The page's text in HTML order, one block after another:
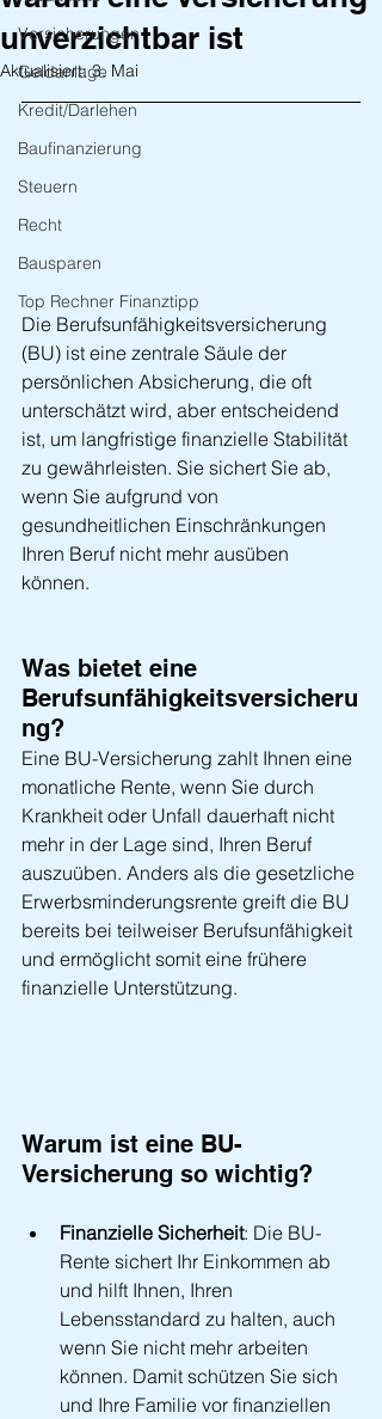
Versicherungen
Geldanlage
Kredit/Darlehen
Baufinanzierung
Steuern
Recht
Bausparen
Top Rechner Finanztipp
unverzichtbar ist
Aktualisiert:3. Mai
Die Berufsunfähigkeitsversicherung
(BU) ist eine zentrale Säule der
persönlichen Absicherung, die oft
unterschätzt wird, aber entscheidend
ist, um langfristige finanzielle Stabilität
zu gewährleisten. Sie sichert Sie ab,
wenn Sie aufgrund von
gesundheitlichen Einschränkungen
Ihren Beruf nicht mehr ausüben
können.
Was bietet eine
Berufsunfähigkeitsversicheru
ng?
Eine BU-Versicherung zahlt Ihnen eine
monatliche Rente, wenn Sie durch
Krankheit oder Unfall dauerhaft nicht
mehr in der Lage sind, Ihren Beruf
auszuüben. Anders als die gesetzliche
Erwerbsminderungsrente greift die BU
bereits bei teilweiser Berufsunfähigkeit
und ermöglicht somit eine frühere
finanzielle Unterstützung.
Warum ist eine BU-
Versicherung so wichtig?
Finanzielle Sicherheit: Die BU-
Rente sichert Ihr Einkommen ab
und hilft Ihnen, Ihren
Lebensstandard zu halten, auch
wenn Sie nicht mehr arbeiten
können. Damit schützen Sie sich
und Ihre Familie vor finanziellen